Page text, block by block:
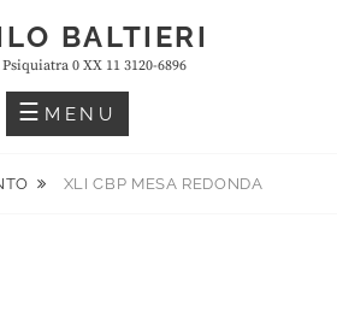
BALTIERI
0 XX 11 3120-6896
MENU
XLI CBP MESA REDONDA